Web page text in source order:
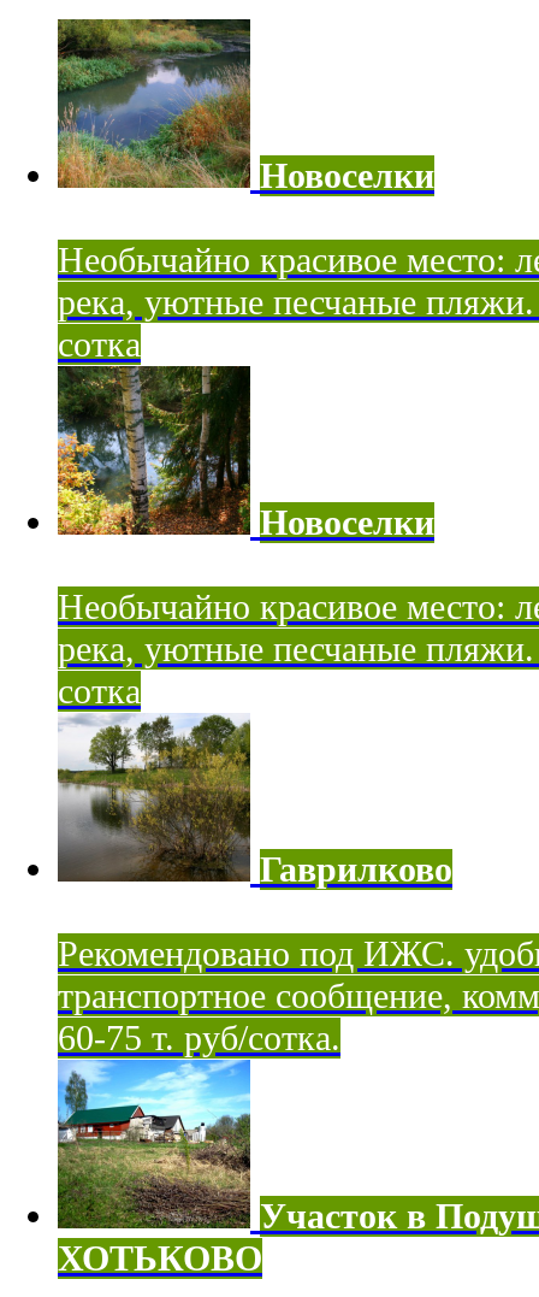
Новоселки
Необычайно красивое место:
река, уютные песчаные
сотка
Новоселки
Необычайно красивое место:
река, уютные песчаные
сотка
Гаврилково
Рекомендовано под ИЖС.
транспортное сообщение,
60-75 т. руб/сотка.
Участок в
ХОТЬКОВО